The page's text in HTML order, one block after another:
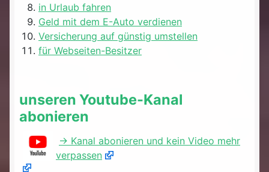
in Urlaub fahren
Geld mit dem E-Auto verdienen
Versicherung auf günstig umstellen
für Webseiten-Besitzer
unseren Youtube-Kanal
abonieren
-> Kanal abonieren und kein Video mehr
verpassen